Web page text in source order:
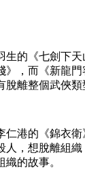
的《七劍下
，而《新龍
離整個武俠類
港的《錦衣
，想脫離組
的故事。